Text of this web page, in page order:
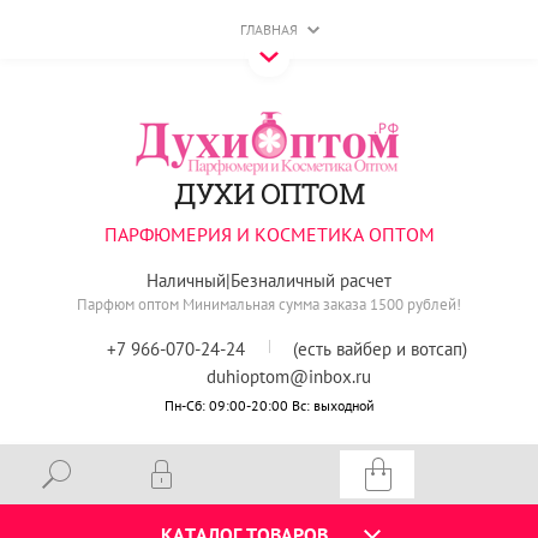
ГЛАВНАЯ
Наличный|Безналичный расчет
Парфюм оптом Минимальная сумма заказа 1500 рублей!​
ДУХИ ОПТОМ
ПАРФЮМЕРИЯ И КОСМЕТИКА ОПТОМ
+7 966-070-24-24
(есть вайбер и вотсап)
duhioptom@inbox.ru
Пн-Сб: 09:00-20:00 Вс: выходной